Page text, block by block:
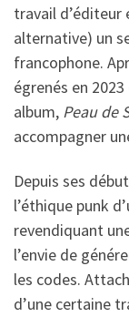
travail d’éditeur
alternative) un
francophone.
égrenés en
album, Peau de
accompagner
Depuis ses
l’éthique punk
revendiquant
l’envie de
les codes.
d’une certaine